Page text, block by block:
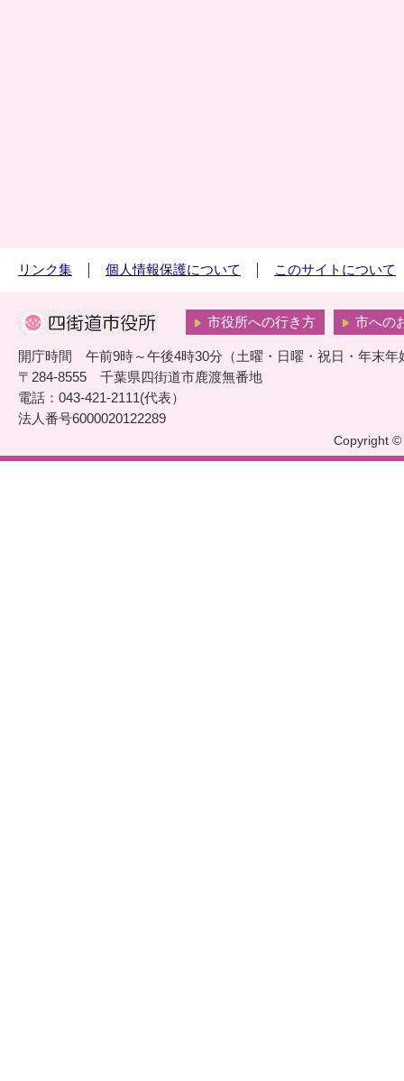
リンク集 個人情報保護について このサイトについて
市役所への行き方 市への
開庁時間 午前9時～午後4時30分（土曜・日曜・祝日・年末年
〒284-8555 千葉県四街道市鹿渡無番地
電話：043-421-2111(代表）
法人番号6000020122289
Copyright ©